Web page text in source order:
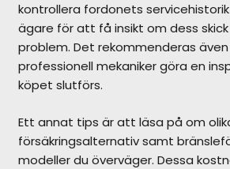
kontrollera fordonets
ägare för att få insikt om dess
problem. Det rekommenderas
professionell mekaniker göra en
köpet slutförs.
Ett annat tips är att läsa på om
försäkringsalternativ samt
modeller du överväger. Dessa